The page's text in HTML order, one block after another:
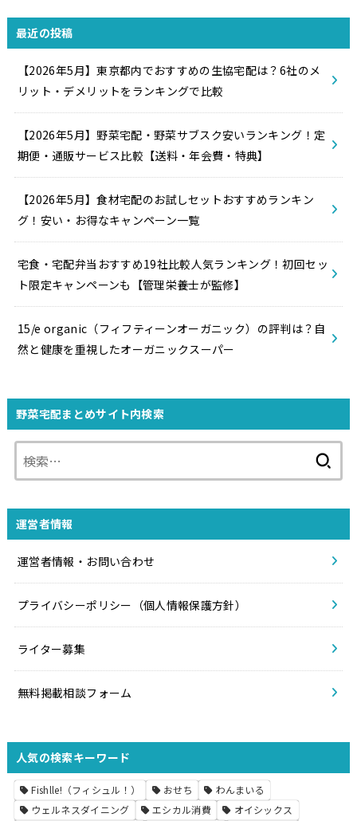
最近の投稿
【2026年5月】東京都内でおすすめの生協宅配は？6社のメ
リット・デメリットをランキングで比較
【2026年5月】野菜宅配・野菜サブスク安いランキング！定
期便・通販サービス比較【送料・年会費・特典】
【2026年5月】食材宅配のお試しセットおすすめランキン
グ！安い・お得なキャンペーン一覧
宅食・宅配弁当おすすめ19社比較人気ランキング！初回セッ
ト限定キャンペーンも【管理栄養士が監修】
15/e organic（フィフティーンオーガニック）の評判は？自
然と健康を重視したオーガニックスーパー
野菜宅配まとめサイト内検索
運営者情報
運営者情報・お問い合わせ
プライバシーポリシー（個人情報保護方針）
ライター募集
無料掲載相談フォーム
人気の検索キーワード
Fishlle!（フィシュル！） おせち
わんまいる
ウェルネスダイニング
エシカル消費
オイシックス